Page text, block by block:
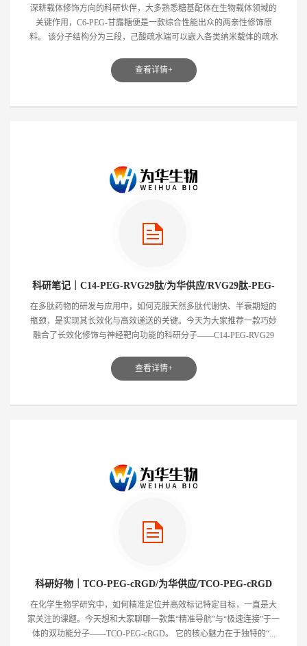
甘露糖/甘露糖-聚乙二醇-己酸
深耕载体修饰方向的科研伙伴，大多熟悉糖基配体在生物载体领域的
关键作用，C6‑PEG‑甘露糖便是一款综合性能出众的两亲性修饰原
料。 该分子结构分为三段，己酸疏水端可以嵌入各类纳米载体的疏水
查看详情+
科研笔记｜C14-PEG-RVG29肽/为华供应/RVG29肽-PEG-
C14/肉豆蔻基-聚乙二醇-RVG29肽/RVG29肽-聚乙二醇-肉豆
蔻基
在多肽药物的研发与应用中，如何克服天然多肽代谢快、半衰期短的
瓶颈，是实现其长效化与高效递送的关键。今天为大家推荐一款巧妙
融合了长效化修饰与神经靶向功能的科研分子——C14-PEG-RVG29
查看详情+
科研好物｜TCO-PEG-cRGD/为华供应/TCO-PEG-cRGD
肽/cRGD-PEG-TCO/反式环辛烯-聚乙二醇-cRGD肽
在化学生物学研究中，如何精准定位并高效标记特定目标，一直是大
家关注的课题。今天想和大家聊聊一款集“精准导航”与“极速连接”于一
体的双功能分子——TCO-PEG-cRGD。 它的核心魅力在于独特的“...